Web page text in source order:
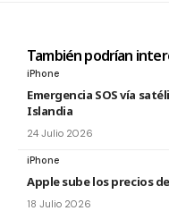
También podrían
iPhone
Emergencia SOS vía
Islandia
24 Julio 2026
iPhone
Apple sube los precios
18 Julio 2026